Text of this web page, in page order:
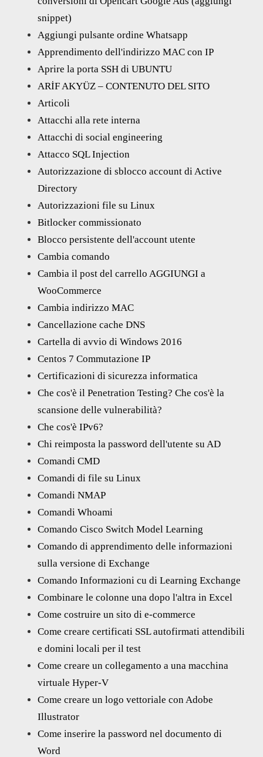
snippet)
Aggiungi pulsante ordine Whatsapp
Apprendimento dell'indirizzo MAC con IP
Aprire la porta SSH di UBUNTU
ARİF AKYÜZ – CONTENUTO DEL SITO
Articoli
Attacchi alla rete interna
Attacchi di social engineering
Attacco SQL Injection
Autorizzazione di sblocco account di Active
Directory
Autorizzazioni file su Linux
Bitlocker commissionato
Blocco persistente dell'account utente
Cambia comando
Cambia il post del carrello AGGIUNGI a
WooCommerce
Cambia indirizzo MAC
Cancellazione cache DNS
Cartella di avvio di Windows 2016
Centos 7 Commutazione IP
Certificazioni di sicurezza informatica
Che cos'è il Penetration Testing? Che cos'è la
scansione delle vulnerabilità?
Che cos'è IPv6?
Chi reimposta la password dell'utente su AD
Comandi CMD
Comandi di file su Linux
Comandi NMAP
Comandi Whoami
Comando Cisco Switch Model Learning
Comando di apprendimento delle informazioni
sulla versione di Exchange
Comando Informazioni cu di Learning Exchange
Combinare le colonne una dopo l'altra in Excel
Come costruire un sito di e-commerce
Come creare certificati SSL autofirmati attendibili
e domini locali per il test
Come creare un collegamento a una macchina
virtuale Hyper-V
Come creare un logo vettoriale con Adobe
Illustrator
Come inserire la password nel documento di
Word